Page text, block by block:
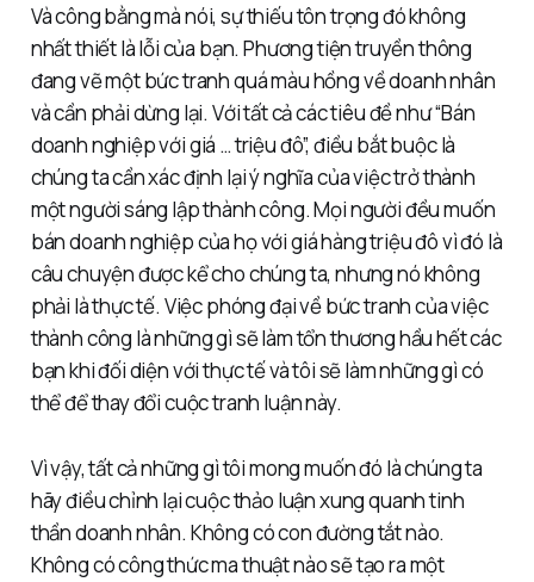
Và công bằng mà nói, sự thiếu tôn trọng đó không
nhất thiết là lỗi của bạn. Phương tiện truyền thông
đang vẽ một bức tranh quá màu hồng về doanh nhân
và cần phải dừng lại. Với tất cả các tiêu đề như “Bán
doanh nghiệp với giá … triệu đô”, điều bắt buộc là
chúng ta cần xác định lại ý nghĩa của việc trở thành
một người sáng lập thành công. Mọi người đều muốn
bán doanh nghiệp của họ với giá hàng triệu đô vì đó là
câu chuyện được kể cho chúng ta, nhưng nó không
phải là thực tế. Việc phóng đại về bức tranh của việc
thành công là những gì sẽ làm tổn thương hầu hết các
bạn khi đối diện với thực tế và tôi sẽ làm những gì có
thể để thay đổi cuộc tranh luận này.
Vì vậy, tất cả những gì tôi mong muốn đó là chúng ta
hãy điều chỉnh lại cuộc thảo luận xung quanh tinh
thần doanh nhân. Không có con đường tắt nào.
Không có công thức ma thuật nào sẽ tạo ra một